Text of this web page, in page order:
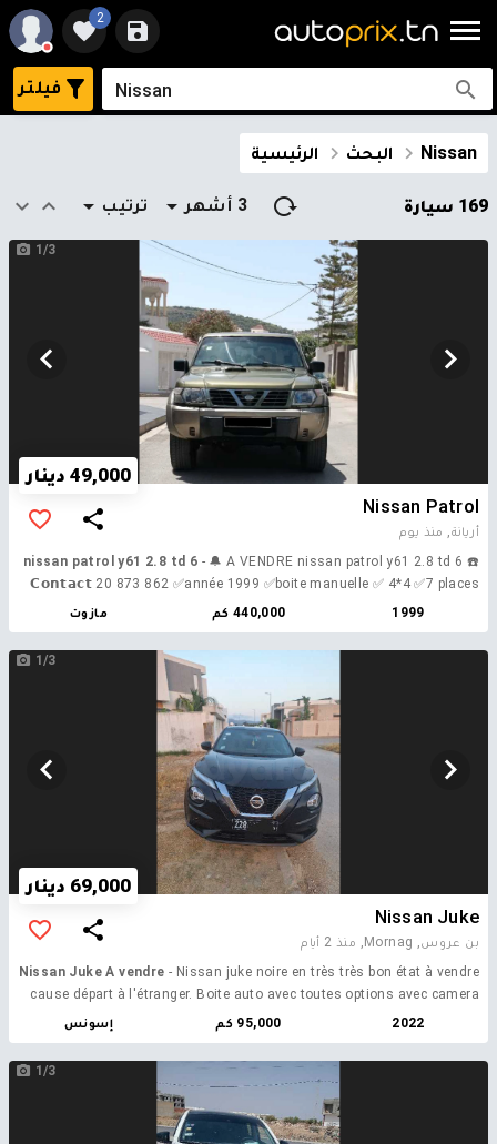
2
فيلتر
الرئيسية البحث Nissan
169 سيارة 3 أشهر ترتيب
1/3
49,000 دينار
Nissan Patrol
أريانة, منذ يوم
nissan patrol y61 2.8 td 6 - 🔔 A VENDRE nissan patrol y61 2.8 td 6 ☎️
𝗖𝗼𝗻𝘁𝗮𝗰𝘁 20 873 862 ✅année 1999 ✅boite manuelle ✅ 4*4 ✅7 places
✅Diesel ✅2.8 L ✅11 cv ✅klm 440.000
1999 440,000 كم مازوت
1/3
69,000 دينار
Nissan Juke
بن عروس, Mornag,
منذ 2 أيام
Nissan Juke A vendre - Nissan juke noire en très très bon état à vendre
cause départ à l'étranger. Boite auto avec toutes options avec camera
360 Tous les entretiens sont fait a la maison Nissan aucune
2022 95,000 كم إسونس
1/3